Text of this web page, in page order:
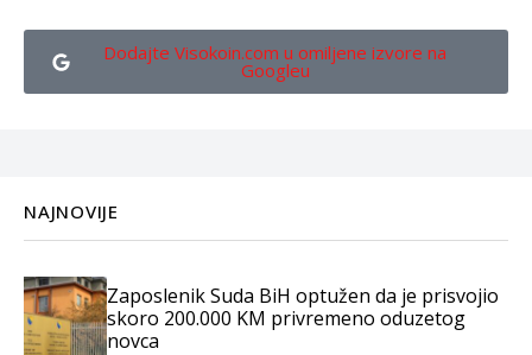
Dodajte Visokoin.com u omiljene izvore na
Googleu
NAJNOVIJE
Zaposlenik Suda BiH optužen da je prisvojio
skoro 200.000 KM privremeno oduzetog
novca